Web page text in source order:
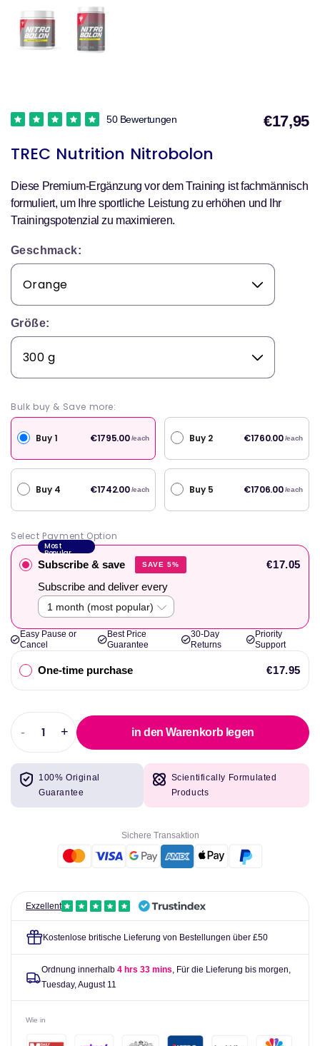
TREC Nutrition Nitrobolon
50 Bewertungen €17,95
Diese Premium-Ergänzung vor dem Training ist fachmännisch
formuliert, um Ihre sportliche Leistung zu erhöhen und Ihr
Trainingspotenzial zu maximieren.
Geschmack:
Größe:
Bulk buy & Save more:
Buy 1 €1795.00 /each Buy 2 €1760.00 /each
Buy 4 €1742.00 /each Buy 5 €1706.00 /each
Select Payment Option
Most
Popular
Subscribe & save SAVE 5%
€17.05
Subscribe and deliver every
Easy Pause or
Cancel
Best Price
Guarantee
30-Day
Returns
Priority
Support
One-time purchase €17.95
Abnahme
der
Menge
für
TREC
-
Erhöhen
Menge
für
+ in den Warenkorb legen
100% Original
Guarantee
Scientifically Formulated
Products
Sichere Transaktion
Exzellent
Kostenlose britische Lieferung von Bestellungen über £50
Ordnung innerhalb 4 hrs 33 mins, Für die Lieferung bis morgen,
Tuesday, August 11
Wie in